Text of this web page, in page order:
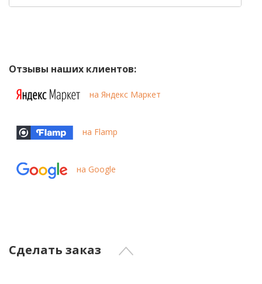
Отзывы наших клиентов:
на Яндекс Маркет
на Flamp
на Google
Сделать заказ